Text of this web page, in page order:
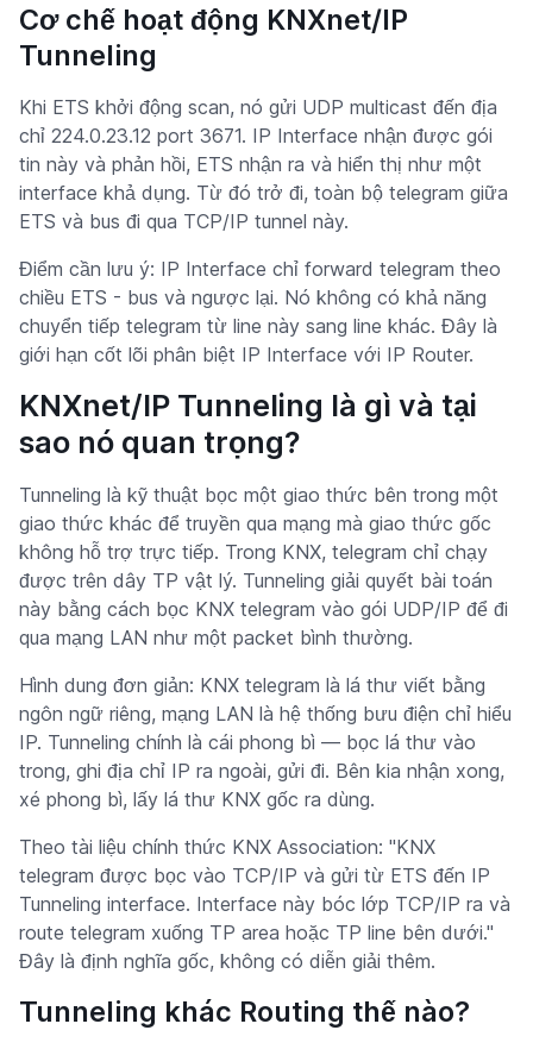
Cơ chế hoạt động KNXnet/IP
Tunneling
Khi ETS khởi động scan, nó gửi UDP multicast đến địa
chỉ 224.0.23.12 port 3671. IP Interface nhận được gói
tin này và phản hồi, ETS nhận ra và hiển thị như một
interface khả dụng. Từ đó trở đi, toàn bộ telegram giữa
ETS và bus đi qua TCP/IP tunnel này.
Điểm cần lưu ý: IP Interface chỉ forward telegram theo
chiều ETS - bus và ngược lại. Nó không có khả năng
chuyển tiếp telegram từ line này sang line khác. Đây là
giới hạn cốt lõi phân biệt IP Interface với IP Router.
KNXnet/IP Tunneling là gì và tại
sao nó quan trọng?
Tunneling là kỹ thuật bọc một giao thức bên trong một
giao thức khác để truyền qua mạng mà giao thức gốc
không hỗ trợ trực tiếp. Trong KNX, telegram chỉ chạy
được trên dây TP vật lý. Tunneling giải quyết bài toán
này bằng cách bọc KNX telegram vào gói UDP/IP để đi
qua mạng LAN như một packet bình thường.
Hình dung đơn giản: KNX telegram là lá thư viết bằng
ngôn ngữ riêng, mạng LAN là hệ thống bưu điện chỉ hiểu
IP. Tunneling chính là cái phong bì — bọc lá thư vào
trong, ghi địa chỉ IP ra ngoài, gửi đi. Bên kia nhận xong,
xé phong bì, lấy lá thư KNX gốc ra dùng.
Theo tài liệu chính thức KNX Association: "KNX
telegram được bọc vào TCP/IP và gửi từ ETS đến IP
Tunneling interface. Interface này bóc lớp TCP/IP ra và
route telegram xuống TP area hoặc TP line bên dưới."
Đây là định nghĩa gốc, không có diễn giải thêm.
Tunneling khác Routing thế nào?